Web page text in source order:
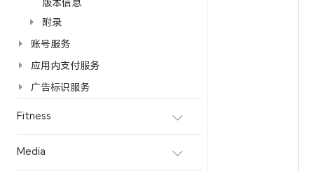
版本信息
附录
账号服务
应用内支付服务
广告标识服务
Fitness
Media